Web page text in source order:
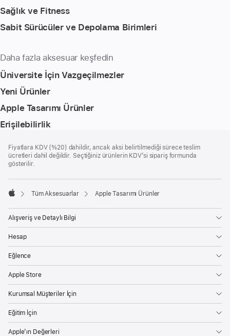
Sağlık ve Fitness
Sabit Sürücüler ve Depolama Birimleri
Daha fazla aksesuar keşfedin
Üniversite İçin Vazgeçilmezler
Yeni Ürünler
Apple Tasarımı Ürünler
Erişilebilirlik
Bilgi
Fiyatlara KDV (%20) dahildir, ancak aksi belirtilmediği sürece teslim
ücretleri dahil değildir. Seçtiğiniz ürünlerin KDV’si sipariş formunda
gösterilir.
Tüm Aksesuarlar Apple Tasarımı Ürünler
Alışveriş ve Detaylı Bilgi
Hesap
Eğlence
Apple Store
Kurumsal Müşteriler İçin
Eğitim İçin
Apple’ın Değerleri